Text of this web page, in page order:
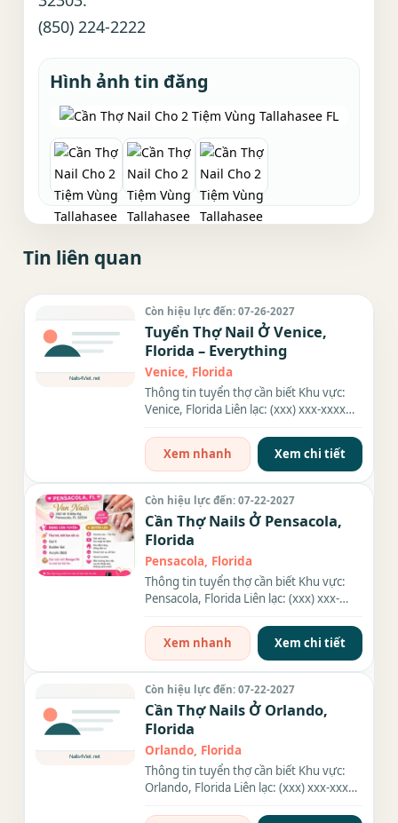
(850) 224-2222
Hình ảnh tin đăng
Tin liên quan
Còn hiệu lực đến: 07-26-2027
Tuyển Thợ Nail Ở Venice,
Florida – Everything
Venice, Florida
Thông tin tuyển thợ cần biết Khu vực:
Venice, Florida Liên lạc: (xxx) xxx-xxxx
Xem nhanh
Xem chi tiết
Còn hiệu lực đến: 07-22-2027
Cần Thợ Nails Ở Pensacola,
Florida
Pensacola, Florida
Thông tin tuyển thợ cần biết Khu vực:
Pensacola, Florida Liên lạc: (xxx) xxx-
Xem nhanh
Xem chi tiết
Còn hiệu lực đến: 07-22-2027
Cần Thợ Nails Ở Orlando,
Florida
Orlando, Florida
Thông tin tuyển thợ cần biết Khu vực:
Orlando, Florida Liên lạc: (xxx) xxx-xxxx